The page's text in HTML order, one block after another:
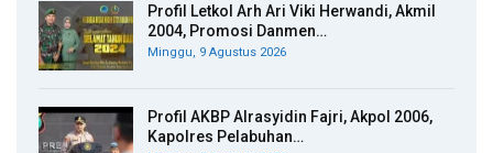
Profil Letkol Arh Ari Viki Herwandi, Akmil
2004, Promosi Danmen…
Minggu, 9 Agustus 2026
Profil AKBP Alrasyidin Fajri, Akpol 2006,
Kapolres Pelabuhan…